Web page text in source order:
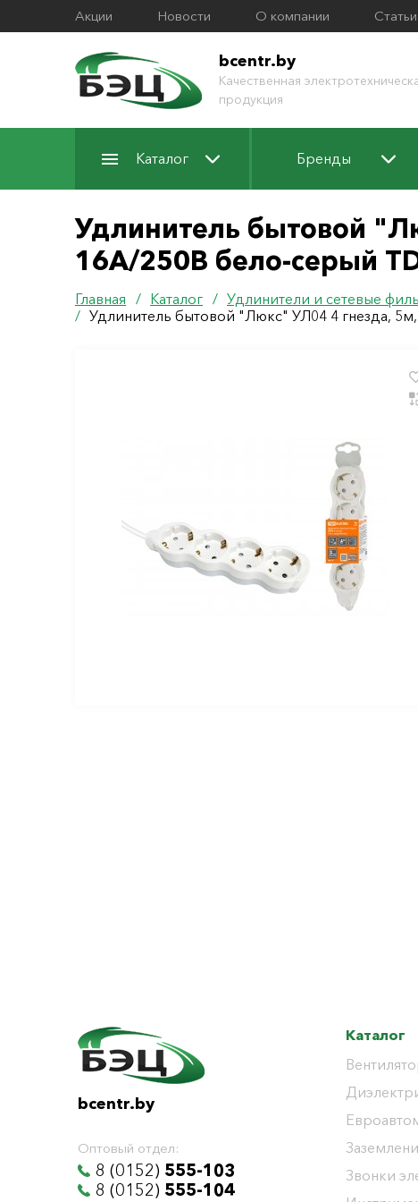
Акции Новости О компании Статьи
bcentr.by
Качественная
продукция
Каталог Бренды
Удлинитель бытовой
16А/250В бело-серый
Главная / Каталог / Удлинители и сетевые
/ Удлинитель бытовой "Люкс" УЛ04 4 гнезда,
bcentr.by
Оптовый отдел:
8 (0152) 555-103
8 (0152) 555-104
Каталог
Звонки